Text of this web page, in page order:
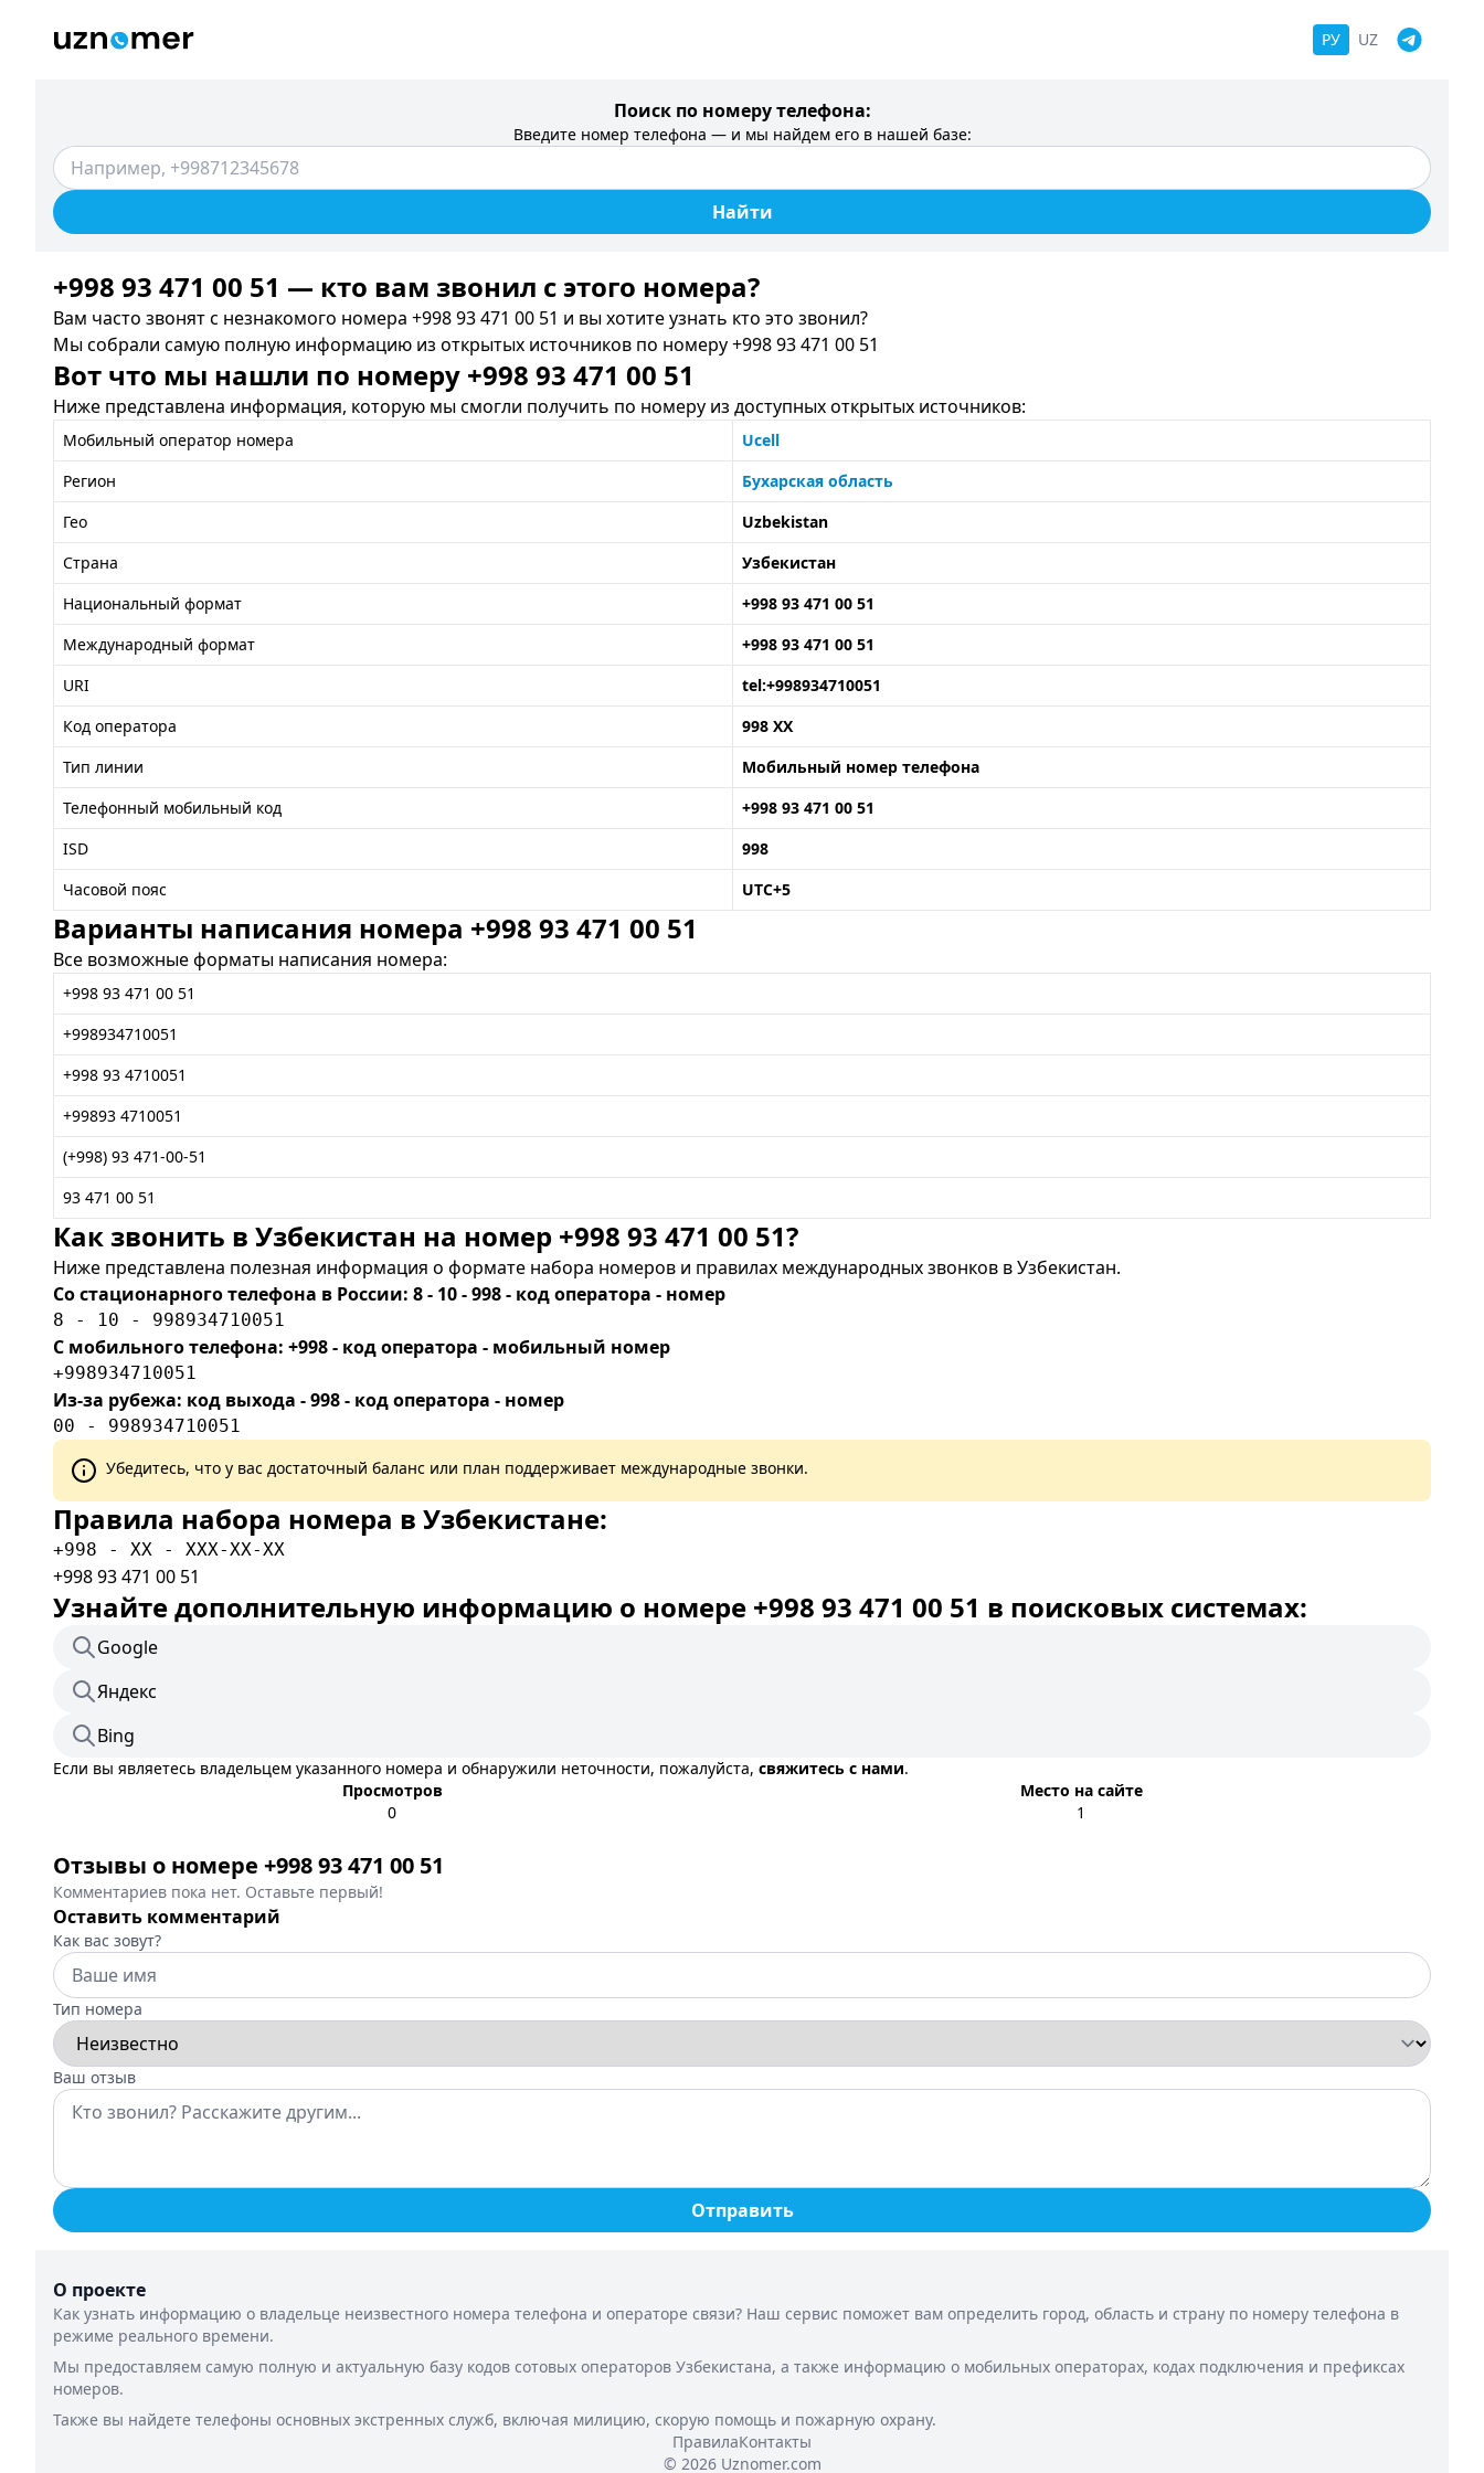
РУ UZ
Поиск по номеру телефона:
Введите номер телефона — и мы найдем его в нашей базе:
Найти
+998 93 471 00 51 — кто вам звонил c этого номера?
Вам часто звонят с незнакомого номера +998 93 471 00 51 и вы хотите узнать кто это звонил?
Мы собрали самую полную информацию из открытых источников по номеру +998 93 471 00 51
Вот что мы нашли по номеру +998 93 471 00 51
Ниже представлена информация, которую мы смогли получить по номеру из доступных открытых источников:
Мобильный оператор номера
Ucell
Регион
Бухарская область
Гео
Uzbekistan
Страна
Узбекистан
Национальный формат
+998 93 471 00 51
Международный формат
+998 93 471 00 51
URI
tel:+998934710051
Код оператора
998 XX
Тип линии
Мобильный номер телефона
Телефонный мобильный код
+998 93 471 00 51
ISD
998
Часовой пояс
UTC+5
Варианты написания номера +998 93 471 00 51
Все возможные форматы написания номера:
+998 93 471 00 51
+998934710051
+998 93 4710051
+99893 4710051
(+998) 93 471-00-51
93 471 00 51
Как звонить в Узбекистан на номер +998 93 471 00 51?
Ниже представлена полезная информация о формате набора номеров и правилах международных звонков в Узбекистан.
Со стационарного телефона в России: 8 - 10 - 998 - код оператора - номер
8 - 10 - 998934710051
С мобильного телефона: +998 - код оператора - мобильный номер
+998934710051
Из-за рубежа: код выхода - 998 - код оператора - номер
00 - 998934710051
Убедитесь, что у вас достаточный баланс или план поддерживает международные звонки.
Правила набора номера в Узбекистане:
+998 - XX - XXX-XX-XX
+998 93 471 00 51
Узнайте дополнительную информацию о номере +998 93 471 00 51 в поисковых системах:
Google
Яндекс
Bing
Если вы являетесь владельцем указанного номера и обнаружили неточности, пожалуйста, свяжитесь с нами.
Просмотров
0
Место на сайте
1
Отзывы о номере +998 93 471 00 51
Комментариев пока нет. Оставьте первый!
Оставить комментарий
Как вас зовут?
Тип номера
Ваш отзыв
Отправить
О проекте
Как узнать информацию о владельце неизвестного номера телефона и операторе связи? Наш сервис поможет вам определить город, область и страну по номеру телефона в
режиме реального времени.
Мы предоставляем самую полную и актуальную базу кодов сотовых операторов Узбекистана, а также информацию о мобильных операторах, кодах подключения и префиксах
номеров.
Также вы найдете телефоны основных экстренных служб, включая милицию, скорую помощь и пожарную охрану.
ПравилаКонтакты
© 2026 Uznomer.com